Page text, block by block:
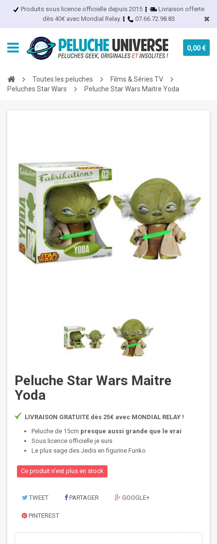
Produits sous licence officielle depuis 2015
Livraison offerte
dès 40€ avec Mondial Relay
07.66.72.98.83
0,00 €
Toutes les peluches
Films & Séries TV
Peluches Star Wars
Peluche Star Wars Maitre Yoda
Peluche Star Wars Maitre
Yoda
LIVRAISON GRATUITE dès 25€ avec MONDIAL RELAY !
Peluche de 15cm presque aussi grande que le vrai
Sous licence officielle je suis
Le plus sage des Jedis en figurine Funko
Ce produit n'est plus en stock
TWEET PARTAGER GOOGLE+
PINTEREST